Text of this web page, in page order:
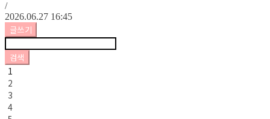
/
2026.06.27 16:45
글쓰기
검색
1
2
3
4